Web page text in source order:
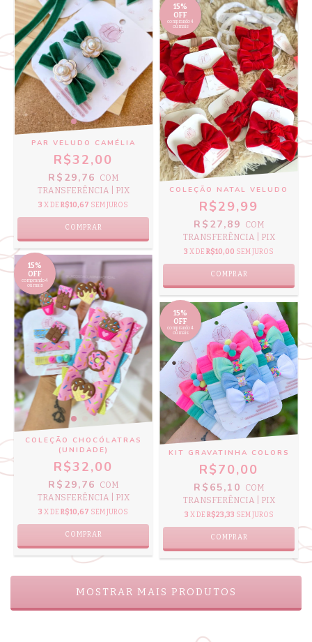
PAR VELUDO CAMÉLIA
R$32,00
R$29,76
COM
TRANSFERÊNCIA | PIX
3 X DE R$10,67 SEM JUROS
COMPRAR
15%
OFF
comprando 4
ou mais
COLEÇÃO NATAL VELUDO
R$29,99
R$27,89
COM
TRANSFERÊNCIA | PIX
3 X DE R$10,00 SEM JUROS
COMPRAR
15%
OFF
comprando 4
ou mais
COLEÇÃO CHOCÓLATRAS
(UNIDADE)
R$32,00
R$29,76
COM
TRANSFERÊNCIA | PIX
3 X DE R$10,67 SEM JUROS
COMPRAR
15%
OFF
comprando 4
ou mais
KIT GRAVATINHA COLORS
R$70,00
R$65,10
COM
TRANSFERÊNCIA | PIX
3 X DE R$23,33 SEM JUROS
COMPRAR
MOSTRAR MAIS PRODUTOS